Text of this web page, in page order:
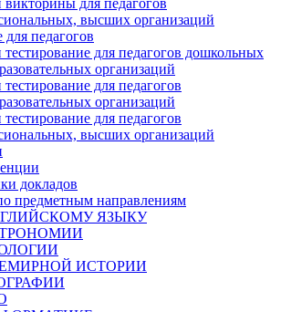
для педагогов
высших организаций
для педагогов
для педагогов дошкольных
организаций
для педагогов
организаций
для педагогов
высших организаций
докладов
предметным направлениям
ЯЗЫКУ
ИСТОРИИ